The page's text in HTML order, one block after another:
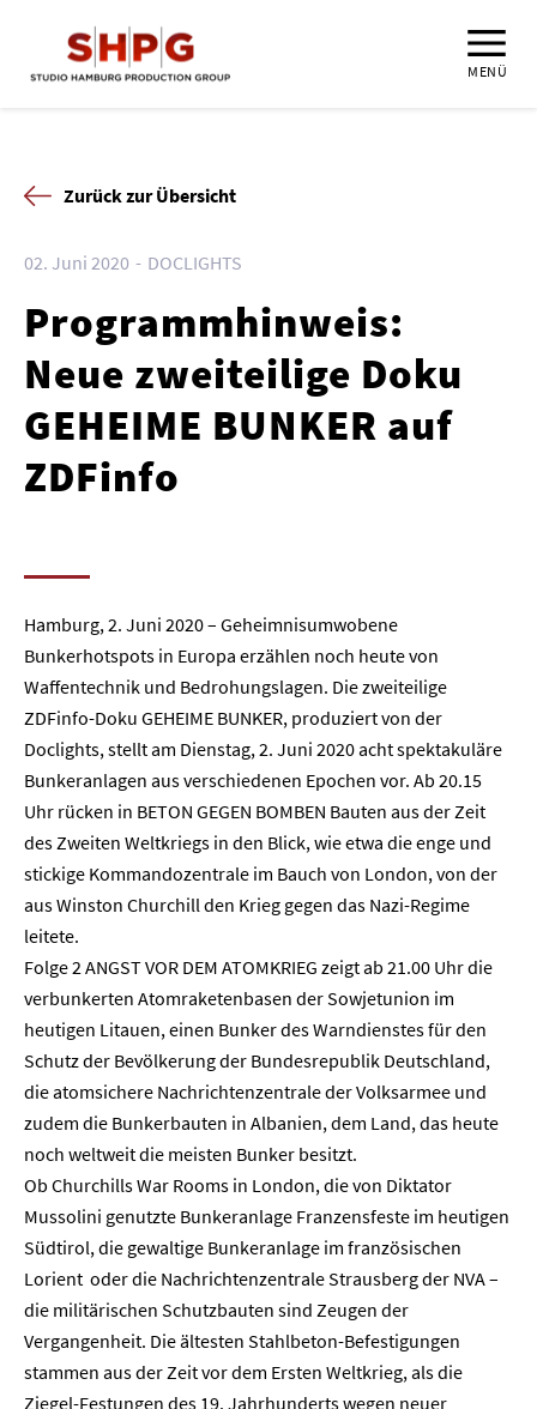
MENÜ
Zurück zur Übersicht
02. Juni 2020 DOCLIGHTS
Programmhinweis:
Neue zweiteilige Doku
GEHEIME BUNKER auf
ZDFinfo
Hamburg, 2. Juni 2020 – Geheimnisumwobene
Bunkerhotspots in Europa erzählen noch heute von
Waffentechnik und Bedrohungslagen. Die zweiteilige
ZDFinfo-Doku GEHEIME BUNKER, produziert von der
Doclights, stellt am Dienstag, 2. Juni 2020 acht spektakuläre
Bunkeranlagen aus verschiedenen Epochen vor. Ab 20.15
Uhr rücken in BETON GEGEN BOMBEN Bauten aus der Zeit
des Zweiten Weltkriegs in den Blick, wie etwa die enge und
stickige Kommandozentrale im Bauch von London, von der
aus Winston Churchill den Krieg gegen das Nazi-Regime
leitete.
Folge 2 ANGST VOR DEM ATOMKRIEG zeigt ab 21.00 Uhr die
verbunkerten Atomraketenbasen der Sowjetunion im
heutigen Litauen, einen Bunker des Warndienstes für den
Schutz der Bevölkerung der Bundesrepublik Deutschland,
die atomsichere Nachrichtenzentrale der Volksarmee und
zudem die Bunkerbauten in Albanien, dem Land, das heute
noch weltweit die meisten Bunker besitzt.
Ob Churchills War Rooms in London, die von Diktator
Mussolini genutzte Bunkeranlage Franzensfeste im heutigen
Südtirol, die gewaltige Bunkeranlage im französischen
Lorient oder die Nachrichtenzentrale Strausberg der NVA –
die militärischen Schutzbauten sind Zeugen der
Vergangenheit. Die ältesten Stahlbeton-Befestigungen
stammen aus der Zeit vor dem Ersten Weltkrieg, als die
Ziegel-Festungen des 19. Jahrhunderts wegen neuer